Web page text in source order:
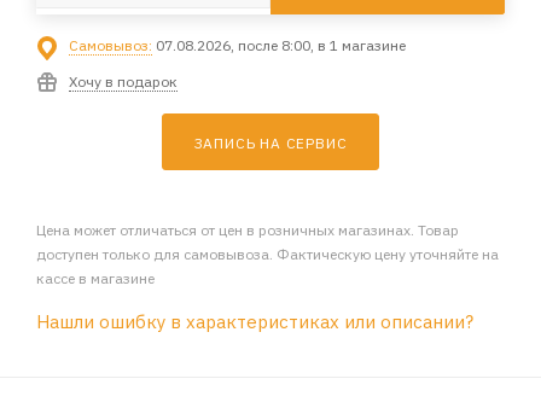
Самовывоз: 07.08.2026, после 8:00, в 1 магазине
Хочу в подарок
ЗАПИСЬ НА СЕРВИС
Цена может отличаться от цен в розничных магазинах. Товар
доступен только для самовывоза. Фактическую цену уточняйте на
кассе в магазине
Нашли ошибку в характеристиках или описании?